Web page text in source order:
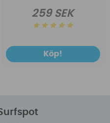
259 SEK
Köp!